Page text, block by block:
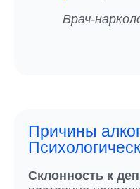
Врач-
Причины
Склонность к